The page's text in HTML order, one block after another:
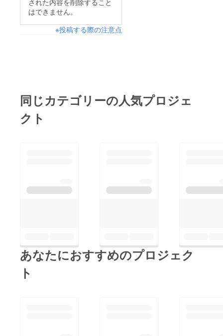
はできません。
※投稿する際の注意点
同じカテゴリーの人気プロジェ
クト
あなたにおすすめのプロジェク
ト